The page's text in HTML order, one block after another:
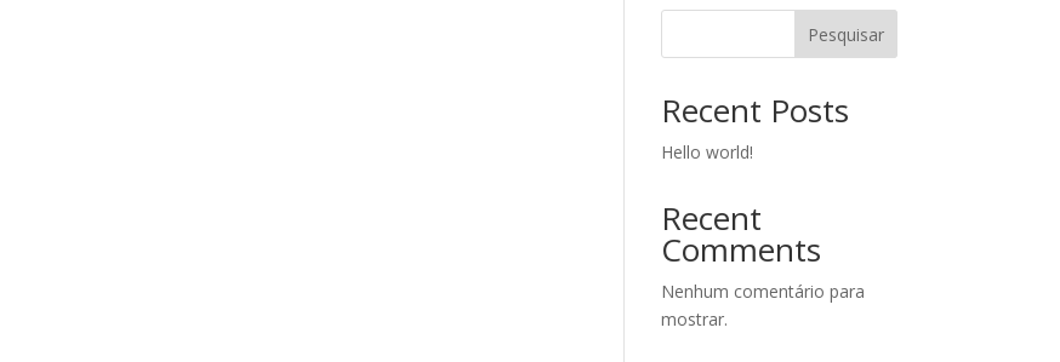
Pesquisar
Recent Posts
Hello world!
Recent
Comments
Nenhum comentário para
mostrar.